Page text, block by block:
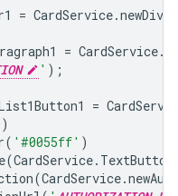
= CardService.
= CardService.
' );
=
)
( '#0055ff' )
(CardService.
(CardService.